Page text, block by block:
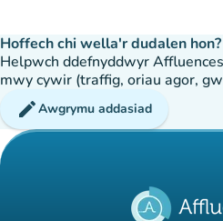
Hoffech chi wella'r dudalen hon?
Helpwch ddefnyddwyr
mwy cywir (traffig, oriau agor,
editAwgrymu addasiad